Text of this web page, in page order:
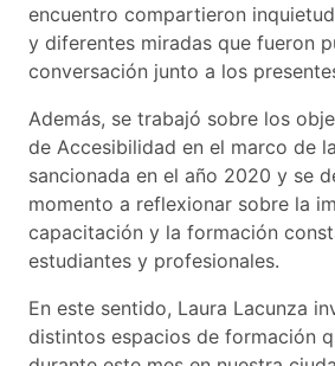
encuentro compartieron
y diferentes miradas que fueron
conversación junto a los
Además, se trabajó sobre los
de Accesibilidad en el marco de
sancionada en el año 2020 y se
momento a reflexionar sobre la
capacitación y la formación
estudiantes y profesionales.
En este sentido, Laura Lacunza
distintos espacios de formación